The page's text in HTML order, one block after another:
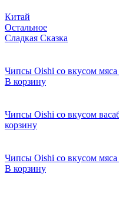
Китай
Остальное
Сладкая Сказка
Чипсы Oishi со вкусом мяса
В корзину
Чипсы Oishi со вкусом
корзину
Чипсы Oishi со вкусом мяса
В корзину